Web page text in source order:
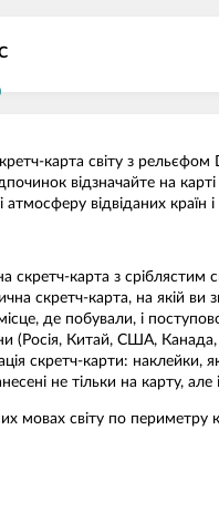
карта світу з рельєфом
відзначайте на
відвіданих країн
скретч-карта з сріблястим
скретч-карта, на якій ви
де побували, і
(Росія, Китай, США, Канада,
скретч-карти: наклейки,
не тільки на карту, але
мовах світу по